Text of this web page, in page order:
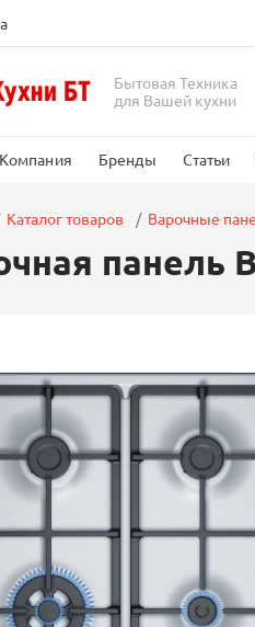
Бытовая Техника
для Вашей кухни
Компания Бренды Статьи
Каталог товаров Варочные
панель